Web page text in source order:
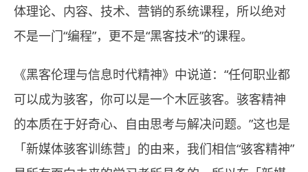
体理论、内容、技术、营销的系统课程，所以绝对
不是一门“编程”，更不是“黑客技术”的课程。
《黑客伦理与信息时代精神》中说道：“任何职业都
可以成为骇客，你可以是一个木匠骇客。骇客精神
的本质在于好奇心、自由思考与解决问题。”这也是
「新媒体骇客训练营」的由来，我们相信“骇客精神”